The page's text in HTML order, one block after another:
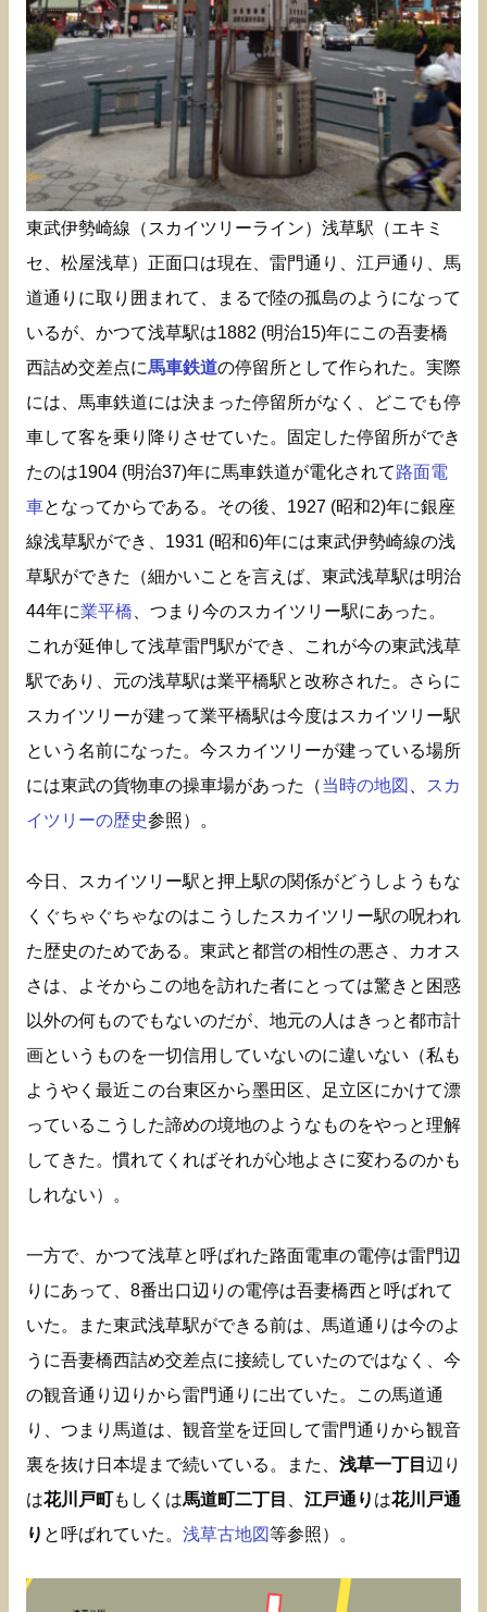
東武伊勢崎線（スカイツリーライン）浅草駅（エキミ
セ、松屋浅草）正面口は現在、雷門通り、江戸通り、馬
道通りに取り囲まれて、まるで陸の孤島のようになって
いるが、かつて浅草駅は1882 (明治15)年にこの吾妻橋
西詰め交差点に馬車鉄道の停留所として作られた。実際
には、馬車鉄道には決まった停留所がなく、どこでも停
車して客を乗り降りさせていた。固定した停留所ができ
たのは1904 (明治37)年に馬車鉄道が電化されて路面電
車となってからである。その後、1927 (昭和2)年に銀座
線浅草駅ができ、1931 (昭和6)年には東武伊勢崎線の浅
草駅ができた（細かいことを言えば、東武浅草駅は明治
44年に業平橋 、つまり今のスカイツリー駅にあった。
これが延伸して浅草雷門駅ができ、これが今の東武浅草
駅であり、元の浅草駅は業平橋駅と改称された。さらに
スカイツリーが建って業平橋駅は今度はスカイツリー駅
という名前になった。今スカイツリーが建っている場所
には東武の貨物車の操車場があった（当時の地図
スカ
イツリーの歴史参照）。
今日、スカイツリー駅と押上駅の関係がどうしようもな
くぐちゃぐちゃなのはこうしたスカイツリー駅の呪われ
た歴史のためである。東武と都営の相性の悪さ、カオス
さは、よそからこの地を訪れた者にとっては驚きと困惑
以外の何ものでもないのだが、地元の人はきっと都市計
画というものを一切信用していないのに違いない（私も
ようやく最近この台東区から墨田区、足立区にかけて漂
っているこうした諦めの境地のようなものをやっと理解
してきた。慣れてくればそれが心地よさに変わるのかも
しれない）。
一方で、かつて浅草と呼ばれた路面電車の電停は雷門辺
りにあって、8番出口辺りの電停は吾妻橋西と呼ばれて
いた。また東武浅草駅ができる前は、馬道通りは今のよ
うに吾妻橋西詰め交差点に接続していたのではなく、今
の観音通り辺りから雷門通りに出ていた。この馬道通
り、つまり馬道は、観音堂を迂回して雷門通りから観音
裏を抜け日本堤まで続いている。また、 浅草一丁目 辺り
は花川戸町もしくは馬道町二丁目 江戸通り は花川戸通
り と呼ばれていた。 浅草古地図等参照）。